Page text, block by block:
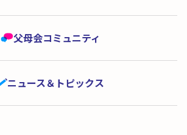
父母会コミュニティ
ニュース＆トピックス